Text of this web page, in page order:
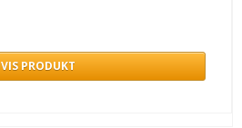
VIS PRODUKT